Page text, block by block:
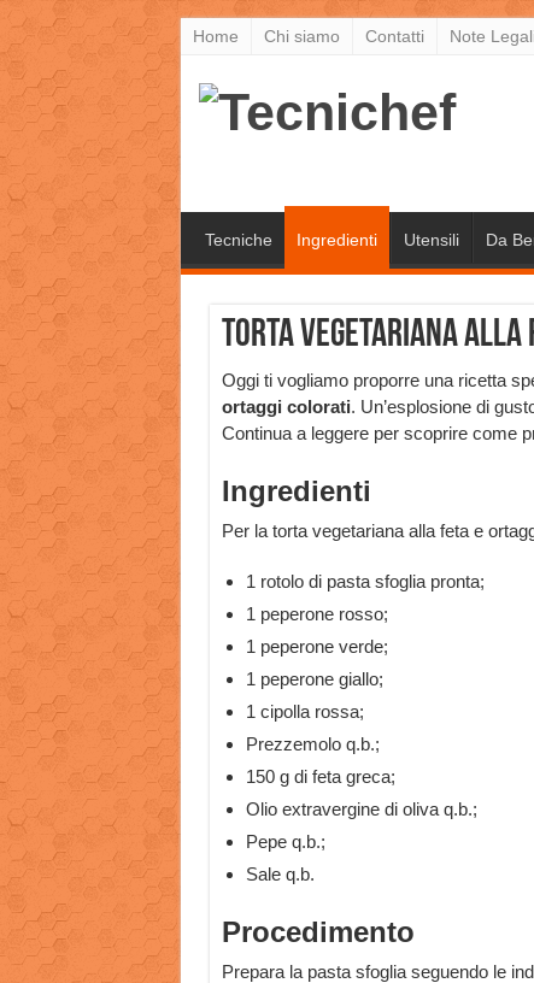
Home Chi siamo Contatti Note Legali
Tecniche Ingredienti Utensili Da
Torta vegetariana
Oggi ti vogliamo proporre una ricetta
ortaggi colorati. Un’esplosione di
Continua a leggere per scoprire come
Ingredienti
Per la torta vegetariana alla feta e
1 rotolo di pasta sfoglia pronta;
1 peperone rosso;
1 peperone verde;
1 peperone giallo;
1 cipolla rossa;
Prezzemolo q.b.;
150 g di feta greca;
Olio extravergine di oliva q.b.;
Pepe q.b.;
Sale q.b.
Procedimento
Prepara la pasta sfoglia seguendo le